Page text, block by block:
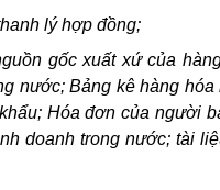
lý hợp đồng;
gốc xuất xứ của
nước; Bảng kê hàng
Hóa đơn của người
doanh trong nước; tài